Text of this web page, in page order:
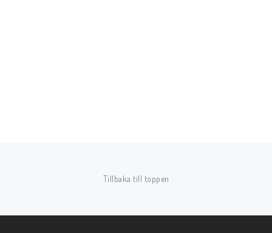
Tillbaka till toppen